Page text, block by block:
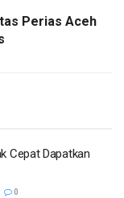
Perias Aceh
Cepat Dapatkan
0